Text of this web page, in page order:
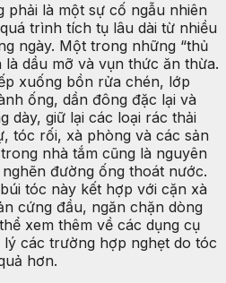
phải là một sự cố ngẫu nhiên
trình tích tụ lâu dài từ nhiều
ngày. Một trong những “thủ
là dầu mỡ và vụn thức ăn thừa.
xuống bồn rửa chén, lớp
ống, dần đông đặc lại và
dày, giữ lại các loại rác thải
tóc rối, xà phòng và các sản
nhà tắm cũng là nguyên
đường ống thoát nước.
tóc này kết hợp với cặn xà
cứng đầu, ngăn chặn dòng
xem thêm về các dụng cụ
các trường hợp nghẹt do tóc
hơn.